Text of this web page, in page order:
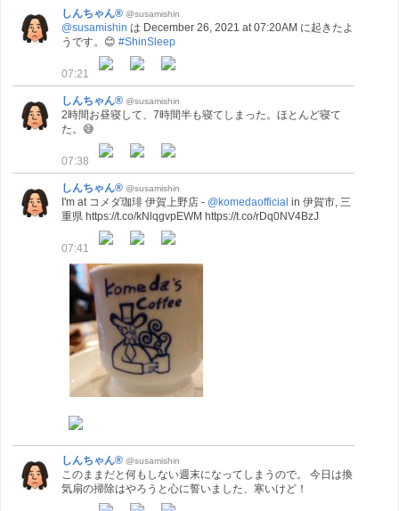
しんちゃん® @susamishin
@susamishin は December 26, 2021 at 07:20AM に起きたよ
うです。😊 #ShinSleep
07:21
しんちゃん® @susamishin
2時間お昼寝して、7時間半も寝てしまった。ほとんど寝て
た。😅
07:38
しんちゃん® @susamishin
I'm at コメダ珈琲 伊賀上野店 - @komedaofficial in 伊賀市, 三
重県 https://t.co/kNlqgvpEWM https://t.co/rDq0NV4BzJ
07:41
しんちゃん® @susamishin
このままだと何もしない週末になってしまうので。 今日は換
気扇の掃除はやろうと心に誓いました、寒いけど！